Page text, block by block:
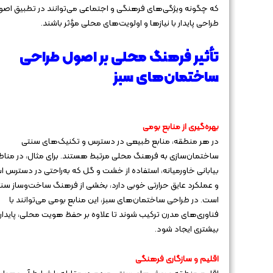
که چگونه ویژگی‌های فرهنگی و اجتماعی می‌توانند در تطبیق
طراحی پایدار با نیازها و اولویت‌های محلی مؤثر باشند.
تأثیر فرهنگ محلی بر اصول طراحی
ساختمان‌های سبز
بهره‌گیری از منابع بومی
در هر منطقه، منابع طبیعی در دسترس و تکنیک‌های سنتی
ساختمان‌سازی به فرهنگ محلی مرتبط هستند. برای مثال، در
بیابانی خاورمیانه، استفاده از خشت و گل که به‌راحتی در
و عملکرد عایق حرارتی خوبی دارد، بخشی از فرهنگ ساخت‌وساز
است. در طراحی ساختمان‌های سبز، این منابع بومی می‌توانند با
فناوری‌های مدرن ترکیب شوند تا علاوه بر حفظ هویت محلی،
بیشتری ایجاد شود.
اقلیم و سازگاری فرهنگی